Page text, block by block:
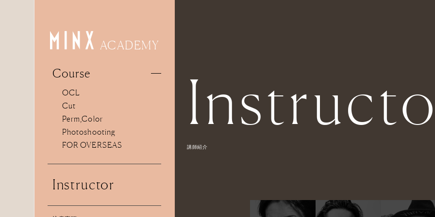
ACADEMY
Course
OCL
Cut
Perm,Color
Photoshooting
FOR OVERSEAS
Instructor
講師紹介